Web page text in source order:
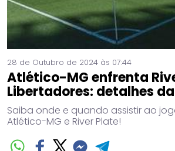
28 de Outubro de 2024 às 07:44
Atlético-MG enfrenta
Libertadores: detalhes
Saiba onde e quando assistir ao
Atlético-MG e River Plate!